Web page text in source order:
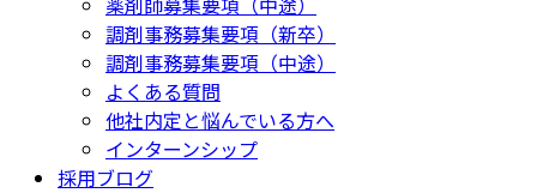
調剤事務募集要項（新卒）
調剤事務募集要項（中途）
よくある質問
他社内定と悩んでいる方へ
インターンシップ
採用ブログ